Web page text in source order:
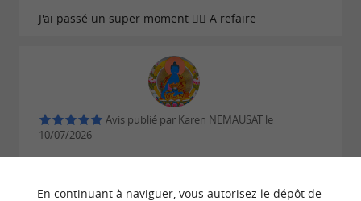
J'ai passé un super moment 👍🏾 A refaire
Avis publié par Karen NEMAUSAT le
10/07/2026
Excellente moment!! Merci
En continuant à naviguer, vous autorisez le dépôt de